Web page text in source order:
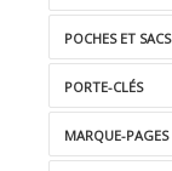
POCHES ET SACS
PORTE-CLÉS
MARQUE-PAGES